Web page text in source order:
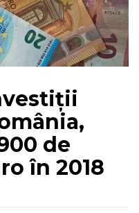
de
în 2018